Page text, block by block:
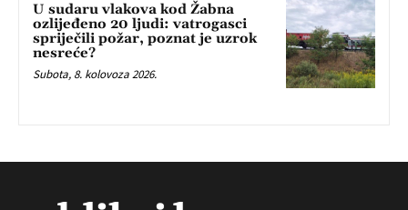
U sudaru vlakova kod Žabna
ozlijeđeno 20 ljudi: vatrogasci
spriječili požar, poznat je uzrok
nesreće?
Subota, 8. kolovoza 2026.